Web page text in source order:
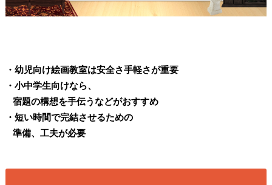
・幼児向け絵画教室は安全さ手軽さが重要
・小中学生向けなら、
宿題の構想を手伝うなどがおすすめ
・短い時間で完結させるための
準備、工夫が必要